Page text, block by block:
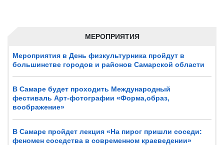
МЕРОПРИЯТИЯ
Мероприятия в День физкультурника пройдут в
большинстве городов и районов Самарской области
В Самаре будет проходить Международный
фестиваль Арт-фотографии «Форма,образ,
воображение»
В Самаре пройдет лекция «На пирог пришли соседи:
феномен соседства в современном краеведении»